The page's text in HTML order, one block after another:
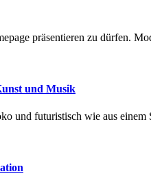
präsentieren zu dürfen.
und Musik
und futuristisch wie aus